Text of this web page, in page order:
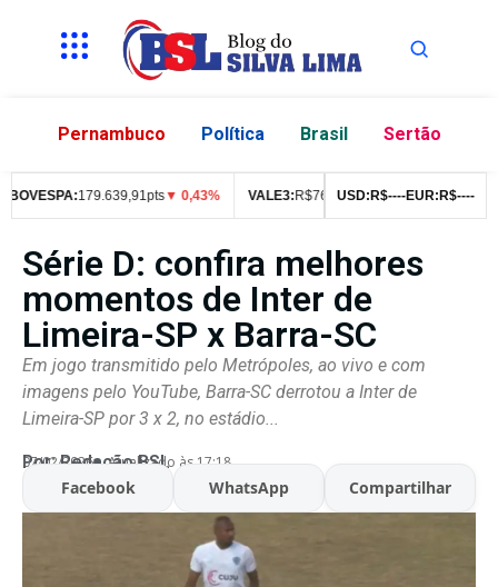
Pernambuco Política Brasil Sertão
179.639,91pts▼ 0,43% VALE3:R$76,99▼ 2,49% ITUB4:R$
USD: R$----EUR: R$----
Série D: confira melhores
momentos de Inter de
Limeira-SP x Barra-SC
Em jogo transmitido pelo Metrópoles, ao vivo e com
imagens pelo YouTube, Barra-SC derrotou a Inter de
Limeira-SP por 3 x 2, no estádio...
Por:Redação BSL
07/02/2026 Atualizado às 17:18
Facebook WhatsApp Compartilhar